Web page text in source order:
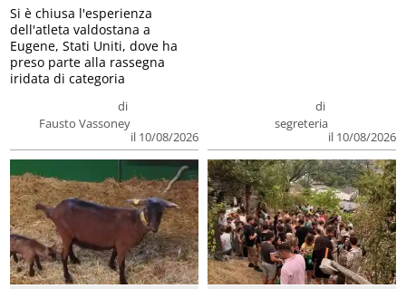
di
Fausto Vassoney
il 10/08/2026
Si è chiusa l'esperienza
dell'atleta valdostana a
Eugene, Stati Uniti, dove ha
preso parte alla rassegna
iridata di categoria
di
segreteria
il 10/08/2026